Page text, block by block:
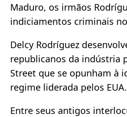
Maduro, os irmãos
indiciamentos criminais
Delcy Rodríguez
republicanos da indústria
Street que se opunham à
regime liderada pelos EUA.
Entre seus antigos